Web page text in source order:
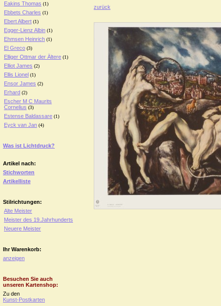
Eakins Thomas (1)
Ebbets Charles (1)
Ebert Albert (1)
Egger-Lienz Albin (1)
Ehmsen Heinrich (1)
El Greco (3)
Elliger Ottmar der Ältere (1)
Elliot James (2)
Ellis Lionel (1)
Ensor James (2)
Erhard (2)
Escher M C Maurits
Cornelius (3)
Estense Baldassare (1)
Eyck van Jan (4)
Was ist Lichtdruck?
Artikel nach:
Stichworten
Artikelliste
Stilrichtungen:
Alte Meister
Meister des 19.Jahrhunderts
Neuere Meister
Ihr Warenkorb:
anzeigen
Besuchen Sie auch
unseren Kartenshop:
Zu den
Kunst-Postkarten
zurück